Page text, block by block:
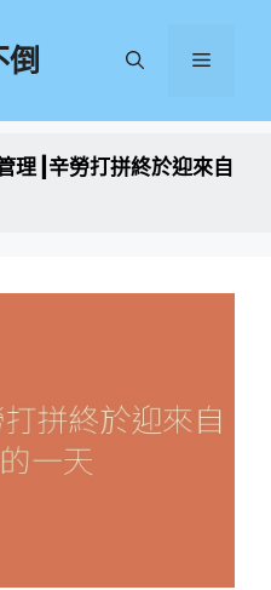
選
理 |辛勞打拼終於迎來自